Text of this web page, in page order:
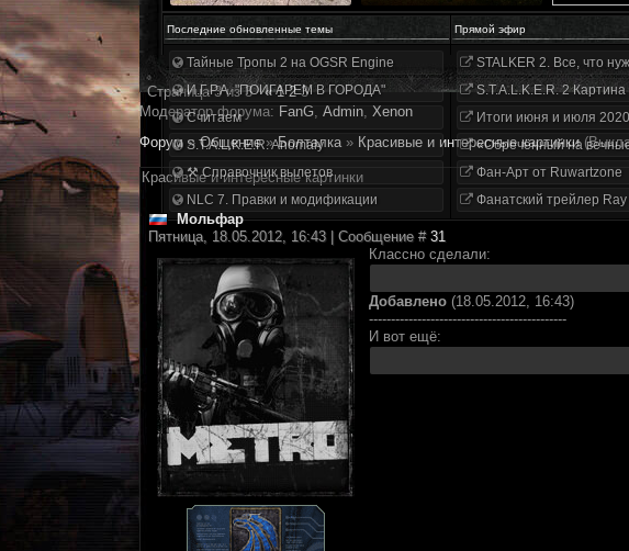
Последние обновленные темы Прямой эфир
Тайные Тропы 2 на OGSR Engine
И.Г.Р.А. "ПОИГАРЕМ В ГОРОДА"
Считаем
S.T.A.L.K.E.R. Anomaly
⚒ Справочник вылетов
NLC 7. Правки и модификации
STALKER 2. Все, что
S.T.A.L.K.E.R. 2
Итоги июня и июля
«Обречённый на
Фан-Арт от Ruwartzone
Фанатский трейлер
Страница3из3 « 1 2 3
Модератор форума: FanG, Аdmin, Xenon
Форум » Общение » Болталка » Красивые и интересные картинки
Красивые и интересные картинки
Мольфар
Пятница, 18.05.2012, 16:43 | Сообщение # 31
Классно сделали:
Добавлено (18.05.2012, 16:43)
---------------------------------------------
И вот ещё: